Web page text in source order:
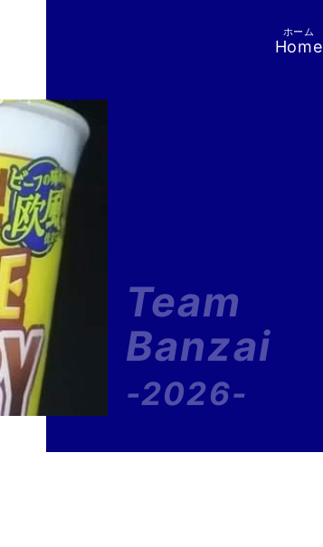
ホーム
Home
Team
Banzai
-2026-